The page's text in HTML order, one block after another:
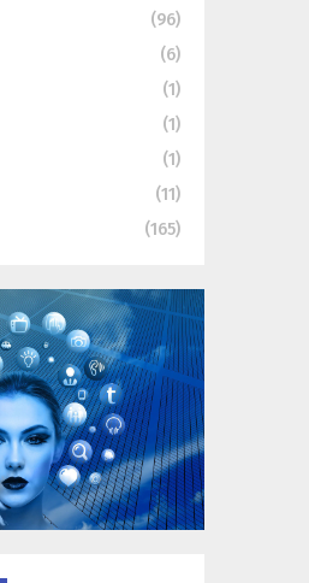
(96)
(6)
(1)
(1)
(1)
(11)
(165)